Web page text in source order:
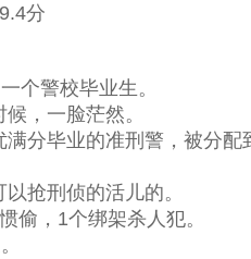
分
警校毕业生。
，一脸茫然。
毕业的准刑警，被分配
抢刑侦的活儿的。
，1个绑架杀人犯。